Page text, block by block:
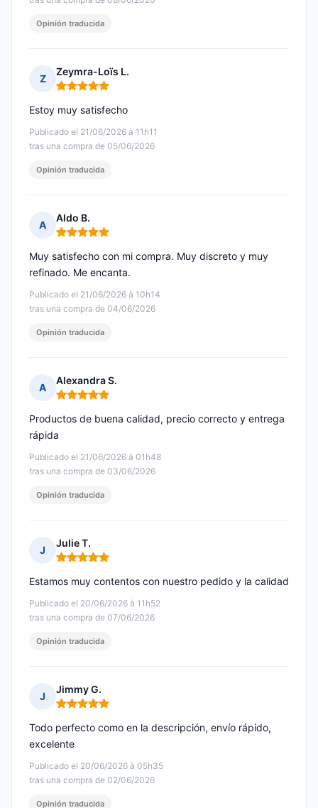
Opinión traducida
Z
Zeymra-Loïs L.
Nota: 5 de 5
Publicado el 21/06/2026 à 11h11
tras una compra de 05/06/2026
Estoy muy satisfecho
Opinión traducida
A
Aldo B.
Nota: 5 de 5
Publicado el 21/06/2026 à 10h14
tras una compra de 04/06/2026
Muy satisfecho con mi compra. Muy discreto y muy
refinado. Me encanta.
Opinión traducida
A
Alexandra S.
Nota: 5 de 5
Publicado el 21/06/2026 à 01h48
tras una compra de 03/06/2026
Productos de buena calidad, precio correcto y entrega
rápida
Opinión traducida
J
Julie T.
Nota: 5 de 5
Publicado el 20/06/2026 à 11h52
tras una compra de 07/06/2026
Estamos muy contentos con nuestro pedido y la calidad
Opinión traducida
J
Jimmy G.
Nota: 5 de 5
Publicado el 20/06/2026 à 05h35
tras una compra de 02/06/2026
Todo perfecto como en la descripción, envío rápido,
excelente
Opinión traducida